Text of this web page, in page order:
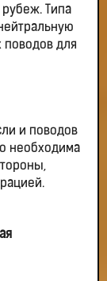
Типа
для
и поводов
необходима